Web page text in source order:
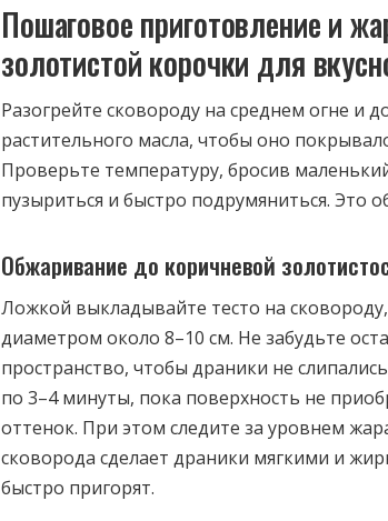
Пошаговое приготовление и
золотистой корочки для
Разогрейте сковороду на среднем огне и
растительного масла, чтобы оно
Проверьте температуру, бросив
пузыриться и быстро подрумяниться. Это
Обжаривание до коричневой
Ложкой выкладывайте тесто на
диаметром около 8–10 см. Не забудьте
пространство, чтобы драники не
по 3–4 минуты, пока поверхность не
оттенок. При этом следите за уровнем
сковорода сделает драники мягкими и
быстро пригорят.